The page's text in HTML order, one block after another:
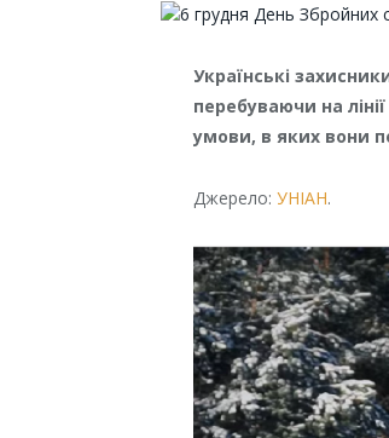
Українські
перебуваючи на
умови, в яких вони
Джерело:УНІАН.